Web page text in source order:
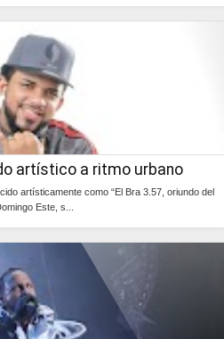
artístico a ritmo urbano
artísticamente como “El Bra 3.57, oriundo del
Este, s...